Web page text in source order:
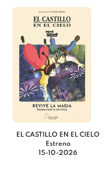
EL CASTILLO EN EL CIELO
Estreno
15-10-2026